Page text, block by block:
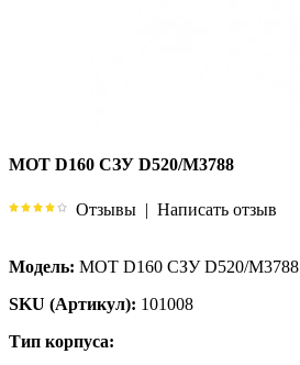
MOT D160 СЗУ D520/M3788
Отзывы | Написать отзыв
Модель: MOT D160 СЗУ D520/M3788
SKU (Артикул): 101008
Тип корпуса: